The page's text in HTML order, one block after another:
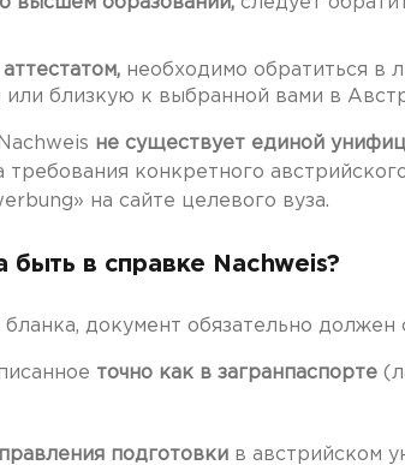
необходимо обратиться в
или близкую к выбранной вами в
не существует единой
требования конкретного
на сайте целевого вуза.
в справке Nachweis?
бланка, документ обязательно
точно как в загранпаспорте
подготовки в австрийском